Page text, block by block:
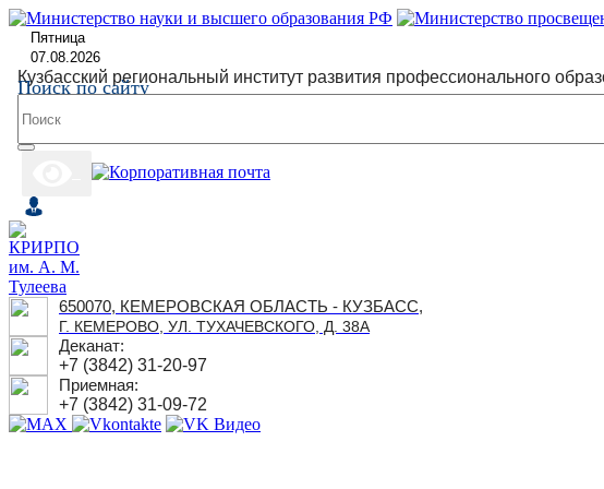
Пятница
07.08.2026
Кузбасский региональный институт развития профессионального
Поиск по сайту
650070, КЕМЕРОВСКАЯ ОБЛАСТЬ - КУЗБАСС,
Г. КЕМЕРОВО, УЛ. ТУХАЧЕВСКОГО, Д. 38А
Деканат:
+7 (3842) 31-20-97
Приемная:
+7 (3842) 31-09-72